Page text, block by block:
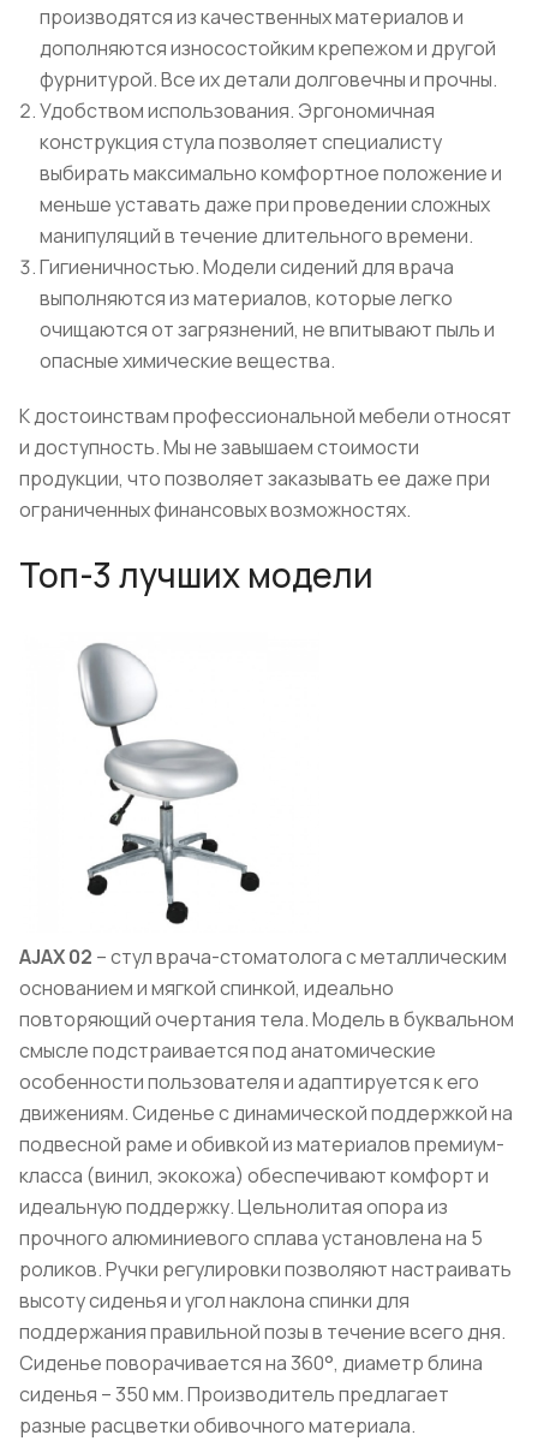
производятся из качественных материалов и
дополняются износостойким крепежом и другой
фурнитурой. Все их детали долговечны и прочны.
Удобством использования. Эргономичная
конструкция стула позволяет специалисту
выбирать максимально комфортное положение и
меньше уставать даже при проведении сложных
манипуляций в течение длительного времени.
Гигиеничностью. Модели сидений для врача
выполняются из материалов, которые легко
очищаются от загрязнений, не впитывают пыль и
опасные химические вещества.
К достоинствам профессиональной мебели относят
и доступность. Мы не завышаем стоимости
продукции, что позволяет заказывать ее даже при
ограниченных финансовых возможностях.
Топ-3 лучших модели
AJAX02 – стул врача-стоматолога с металлическим
основанием и мягкой спинкой, идеально
повторяющий очертания тела. Модель в буквальном
смысле подстраивается под анатомические
особенности пользователя и адаптируется к его
движениям. Сиденье с динамической поддержкой на
подвесной раме и обивкой из материалов премиум-
класса (винил, экокожа) обеспечивают комфорт и
идеальную поддержку. Цельнолитая опора из
прочного алюминиевого сплава установлена на 5
роликов. Ручки регулировки позволяют настраивать
высоту сиденья и угол наклона спинки для
поддержания правильной позы в течение всего дня.
Сиденье поворачивается на 360°, диаметр блина
сиденья – 350 мм. Производитель предлагает
разные расцветки обивочного материала.